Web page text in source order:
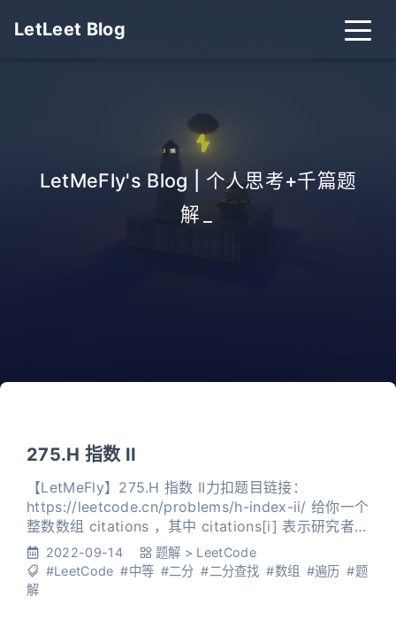
LetLeet Blog
LetMeFly's Blog | 个人思考+千篇题
解
275.H 指数 II
【LetMeFly】275.H 指数 II力扣题目链接：
https://leetcode.cn/problems/h-index-ii/ 给你一个
整数数组 citations ，其中 citations[i] 表示研究者的
第 i 篇论文被引用的次数，citations 已经按照 升序排
列 。计算并返回该研究者的 h 指数。 h 指数的定义：
h 代表“高引用次数”（high citations），
2022-09-14 题解 > LeetCode
#LeetCode #中等 #二分 #二分查找 #数组 #遍历 #题
解